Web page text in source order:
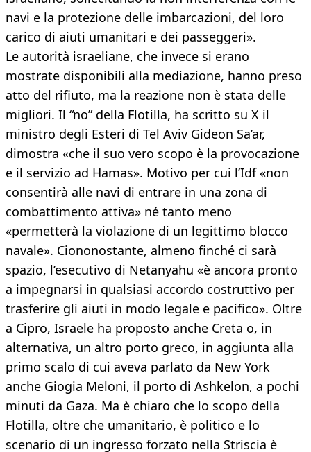
navi e la protezione delle imbarcazioni, del loro
carico di aiuti umanitari e dei passeggeri».
Le autorità israeliane, che invece si erano
mostrate disponibili alla mediazione, hanno preso
atto del rifiuto, ma la reazione non è stata delle
migliori. Il “no” della Flotilla, ha scritto su X il
ministro degli Esteri di Tel Aviv Gideon Sa’ar,
dimostra «che il suo vero scopo è la provocazione
e il servizio ad Hamas». Motivo per cui l’Idf «non
consentirà alle navi di entrare in una zona di
combattimento attiva» né tanto meno
«permetterà la violazione di un legittimo blocco
navale». Ciononostante, almeno finché ci sarà
spazio, l’esecutivo di Netanyahu «è ancora pronto
a impegnarsi in qualsiasi accordo costruttivo per
trasferire gli aiuti in modo legale e pacifico». Oltre
a Cipro, Israele ha proposto anche Creta o, in
alternativa, un altro porto greco, in aggiunta alla
primo scalo di cui aveva parlato da New York
anche Giogia Meloni, il porto di Ashkelon, a pochi
minuti da Gaza. Ma è chiaro che lo scopo della
Flotilla, oltre che umanitario, è politico e lo
scenario di un ingresso forzato nella Striscia è